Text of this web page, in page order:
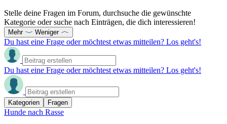
Stelle deine Fragen im Forum, durchsuche die gewünschte
Kategorie oder suche nach Einträgen, die dich interessieren!
Mehr Weniger
Du hast eine Frage oder möchtest etwas mitteilen? Los geht's!
Du hast eine Frage oder möchtest etwas mitteilen? Los geht's!
Kategorien Fragen
Hunde nach Rasse